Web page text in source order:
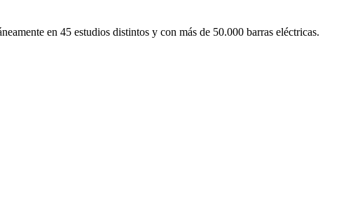
en 45 estudios distintos y con más de 50.000 barras eléctricas.